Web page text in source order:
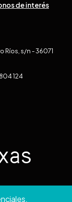
de interés
Ríos, s/n - 36071
124